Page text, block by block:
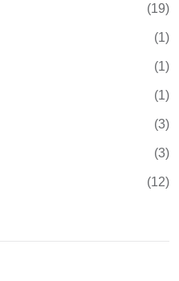
(19)
(1)
(1)
(1)
(3)
(3)
(12)